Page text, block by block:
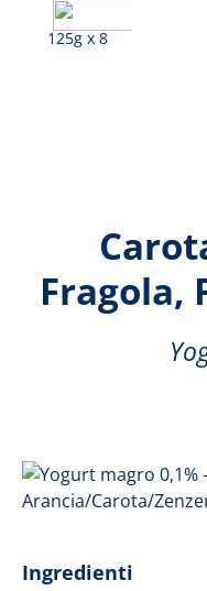
125g x 8
Fragola,
Ingredienti